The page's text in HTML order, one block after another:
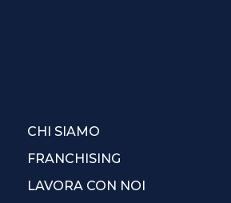
CHI SIAMO
FRANCHISING
LAVORA CON NOI